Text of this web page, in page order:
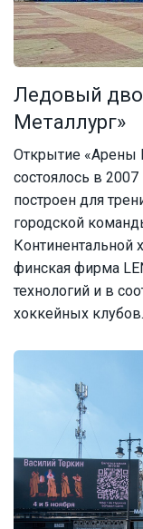
Ледовый
Металлург»
Открытие «Арены
состоялось в
построен для
городской
Континентальной
финская фирма
технологий и в
хоккейных клубов.